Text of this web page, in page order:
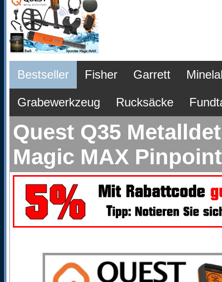
Bestseller Fisher Garrett
Grabewerkzeug Rucksäcke
Quest Q35
Magic MAX